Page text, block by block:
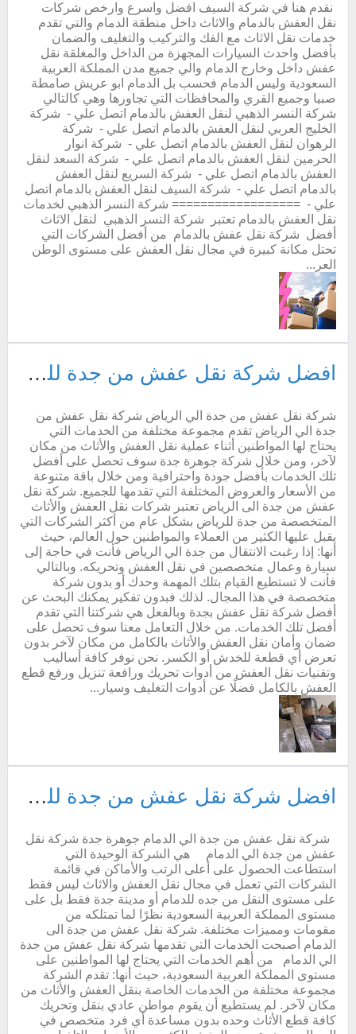
نقدم هنا في شركة السيف افضل واسرع وارخص شركات
نقل العفش بالدمام والاثاث داخل منطقة الدمام والتي تقدم
خدمات نقل الاثاث مع الفك والتركيب والتغليف والضمان
بأفضل واحدث السيارات المجهزة من الداخل والمغلقة نقل
عفش داخل وخارج الدمام والي جميع مدن المملكة العربية
السعودية وليس الدمام فحسب بل الدمام ابو عريش صامطة
صبيا وجميع القري والمحافظات التي تجاورها وهي كالتالي
شركة النسر الذهبي لنقل العفش بالدمام اتصل علي - شركة
الخليج العربي لنقل العفش بالدمام اتصل علي - شركة
الرهوان لنقل العفش بالدمام اتصل علي - شركة انوار
الحرمين لنقل العفش بالدمام اتصل علي - شركة السعد لنقل
العفش بالدمام اتصل علي - شركة السريع لنقل العفش
بالدمام اتصل علي - شركة السيف لنقل العفش بالدمام اتصل
علي - ================== شركة النسر الذهبي لخدمات
نقل العفش بالدمام تعتبر شركة النسر الذهبي لنقل الاثاث
أفضل شركة نقل عفش بالدمام من أفضل الشركات التي
تحتل مكانة كبيرة في مجال نقل العفش على مستوى الوطن
العر...
افضل شركة نقل عفش من جدة للرياض
شركة نقل عفش من جدة الي الرياض شركة نقل عفش من
جدة الي الرياض تقدم مجموعة مختلفة من الخدمات التي
يحتاج لها المواطنين أثناء عملية نقل العفش والأثاث من مكان
لآخر، ومن خلال شركة جوهرة جدة سوف تحصل على أفضل
تلك الخدمات بأفضل جودة واحترافية ومن خلال باقة متنوعة
من الأسعار والعروض المختلفة التي تقدمها للجميع. شركة نقل
عفش من جدة الى الرياض تعتبر شركات نقل العفش والأثاث
المتخصصة من جدة للرياض بشكل عام من أكثر الشركات التي
يقبل عليها الكثير من العملاء والمواطنين حول العالم، حيث
أنها: إذا رغبت الانتقال من جدة الي الرياض فأنت في حاجة إلى
سيارة وعمال متخصصين في نقل العفش وتحريكه. وبالتالي
فأنت لا تستطيع القيام بتلك المهمة وحدك أو بدون شركة
متخصصة في هذا المجال. لذلك فبدون تفكير يمكنك البحث عن
أفضل شركة نقل عفش بجدة وبالفعل هي شركتنا التي تقدم
أفضل تلك الخدمات. من خلال التعامل معنا سوف تحصل على
ضمان وأمان نقل العفش والأثاث بالكامل من مكان لآخر بدون
تعرض أي قطعة للخدش أو الكسر. نحن نوفر كافة أساليب
وتقنيات نقل العفش من أدوات تحريك ورافعة تنزيل ورفع قطع
العفش بالكامل فضلًا عن أدوات التغليف وسيار...
افضل شركة نقل عفش من جدة للدمام
شركة نقل عفش من جدة الي الدمام جوهرة جدة شركة نقل
عفش من جدة الي الدمام هي الشركة الوحيدة التي
استطاعت الحصول على أعلى الرتب والأماكن في قائمة
الشركات التي تعمل في مجال نقل العفش والاثاث ليس فقط
على مستوى النقل من جده للدمام أو مدينة جدة فقط بل على
مستوى المملكة العربية السعودية نظرًا لما تمتلكه من
مقومات ومميزات مختلفة. شركة نقل عفش من جدة الى
الدمام أصبحت الخدمات التي تقدمها شركة نقل عفش من جدة
الي الدمام من أهم الخدمات التي يحتاج لها المواطنين على
مستوى المملكة العربية السعودية، حيث أنها: تقدم الشركة
مجموعة مختلفة من الخدمات الخاصة بنقل العفش والأثاث من
مكان لآخر. لم يستطيع أن يقوم مواطن عادي بنقل وتحريك
كافة قطع الأثاث وحده بدون مساعدة أي فرد متخصص في